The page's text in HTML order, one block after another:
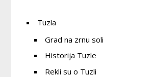
Tuzla
Grad na zrnu soli
Historija Tuzle
Rekli su o Tuzli